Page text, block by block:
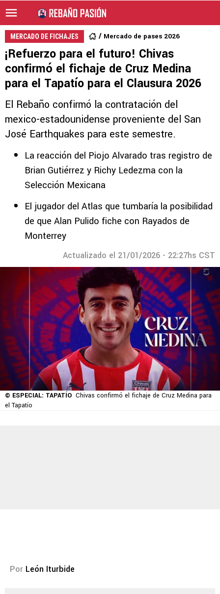
MERCADO DE FICHAJES Mercado de pases 2026
¡Refuerzo para el futuro! Chivas
confirmó el fichaje de Cruz Medina
para el Tapatío para el Clausura 2026
El Rebaño confirmó la contratación del
mexico-estadounidense proveniente del San
José Earthquakes para este semestre.
La reacción del Piojo Alvarado tras registro de
Brian Gutiérrez y Richy Ledezma con la
Selección Mexicana
El jugador del Atlas que tumbaría la posibilidad
de que Alan Pulido fiche con Rayados de
Monterrey
Actualizado el 21/01/2026 - 22:27hs CST
© ESPECIAL: TAPATÍO Chivas confirmó el fichaje de Cruz Medina para
el Tapatío
Por León Iturbide